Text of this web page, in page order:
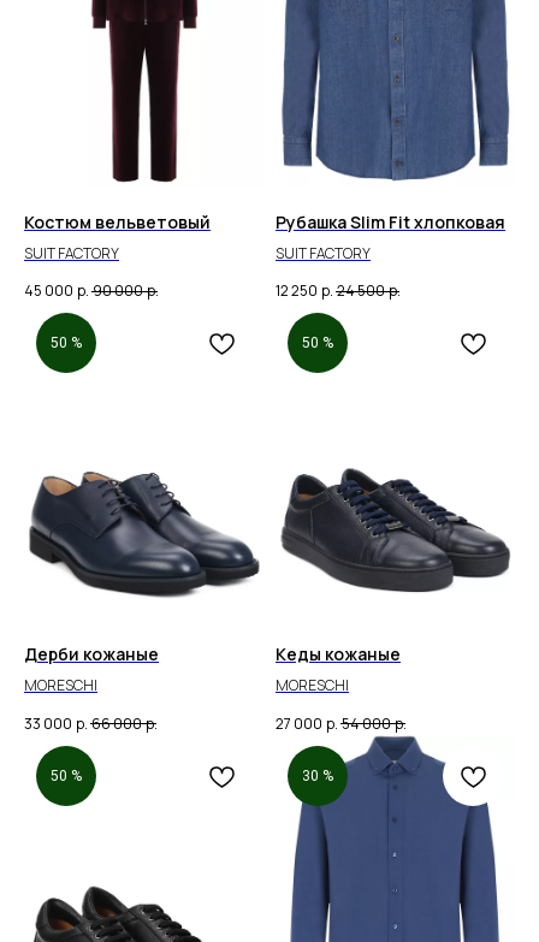
Костюм вельветовый
SUIT FACTORY
45 000 р. 90 000р.
Рубашка Slim Fit хлопковая
SUIT FACTORY
12 250 р. 24 500р.
50 %
Дерби кожаные
MORESCHI
33 000 р. 66 000р.
50 %
Кеды кожаные
MORESCHI
27 000 р. 54 000р.
50 % 30 %